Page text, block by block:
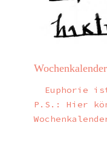
Euphorie
P.S.: Hier